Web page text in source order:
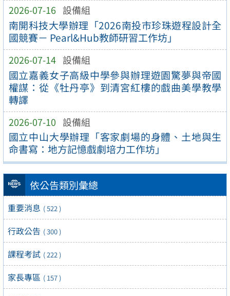
2026-07-16 設備組
南開科技大學辦理「2026南投市珍珠遊程設計全
國競賽－ Pearl&Hub教師研習工作坊」
2026-07-14 設備組
國立嘉義女子高級中學參與辦理遊園驚夢與帝國
權謀：從《牡丹亭》到清宮紅樓的戲曲美學教學
轉譯
2026-07-10 設備組
國立中山大學辦理「客家劇場的身體、土地與生
命書寫：地方記憶戲劇培力工作坊」
依公告類別彙總
重要消息 ( 522 )
行政公告 ( 300 )
課程考試 ( 222 )
家長專區 ( 157 )